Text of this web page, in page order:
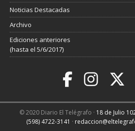
Noticias Destacadas
Archivo
Ediciones anteriores
(hasta el 5/6/2017)
© 2020 Diario El Telégrafo · 18 de Julio
(598) 4722-3141 ·